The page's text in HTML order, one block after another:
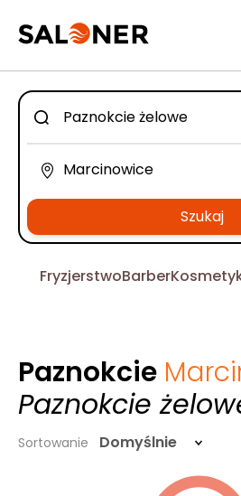
Szukaj
FryzjerstwoBarber
Paznokcie
Paznokcie
Sortowanie Domyślnie